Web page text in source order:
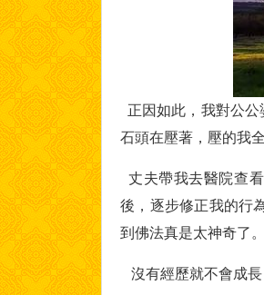
正因如此，我對公
石頭在壓著，壓的我
丈夫帶我去醫院查
後，逐步修正我的行
到佛法真是太神奇了
沒有經歷就不會成長